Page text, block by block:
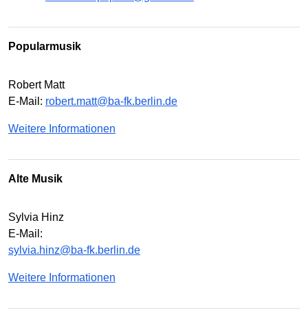
Popularmusik
Robert Matt
E-Mail: robert.matt@ba-fk.berlin.de
Weitere Informationen
Alte Musik
Sylvia Hinz
E-Mail:
sylvia.hinz@ba-fk.berlin.de
Weitere Informationen